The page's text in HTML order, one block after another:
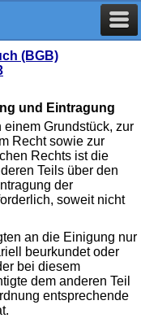
(BGB)
und Eintragung
Grundstück, zur
Recht sowie zur
Rechts ist die
Teils über den
der
soweit nicht
an die Einigung nur
beurkundet oder
bei diesem
dem anderen Teil
entsprechende